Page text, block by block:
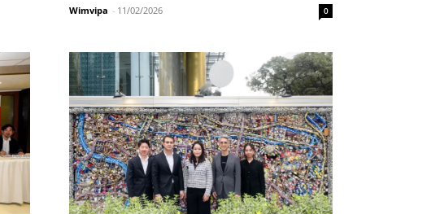
Wimvipa - 11/02/2026 0